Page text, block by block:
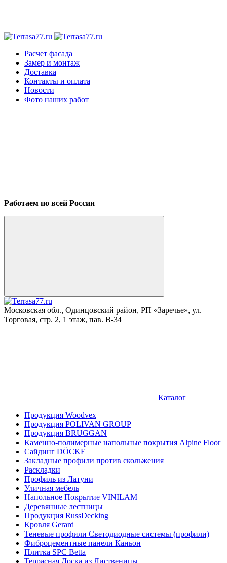
Расчет фасада
Замер и монтаж
Доставка
Контакты и оплата
Новости
Фото наших работ
Работаем по всей России
Московская обл., Одинцовский район, РП «Заречье», ул.
Торговая, стр. 2, 1 этаж, пав. B-34
Каталог
Продукция Woodvex
Продукция POLIVAN GROUP
Продукция BRUGGAN
Каменно-полимерные напольные покрытия Alpine Floor
Сайдинг DÖCKE
Закладные профили против скольжения
Раскладки
Профиль из Латуни
Уличная мебель
Напольное Покрытие VINILAM
Деревянные лестницы
Продукция RussDecking
Кровля Gerard
Теневые профили Светодиодные системы (профили)
Фиброцементные панели Каньон
Плитка SPC Betta
Террасная Доска из Лиственицы